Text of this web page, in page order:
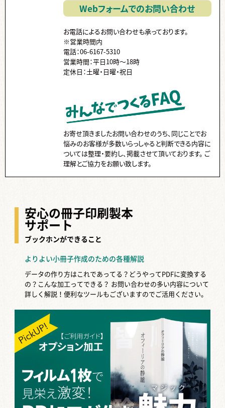
伝票 ,送り主 ,クーポン ,ISBN ,JAN ,
販売 ,
Webフォームでのお問い合わせ
お電話によるお問い合わせも承っております。
※営業時間内
電話：06-6167-5310
営業時間：平日10時～18時
定休日：土曜・日曜・祝日
お寄せ頂きましたお問い合わせのうち、同じことでお
悩みのお客様が多数いらっしゃると判断できる内容に
ついては整理・要約し、掲載させて頂いております。 ご
理解とご協力をお願い致します。
安心の冊子印刷製本
サポート
ブックホンができること
よりよい小冊子作成のための各種解説
データの作り方はこれであってる？どうやってPDFに変換する
の？こんな加工ってできる？ お問い合わせの多い内容について
詳しく解説！便利なツールもございますのでご活用ください。